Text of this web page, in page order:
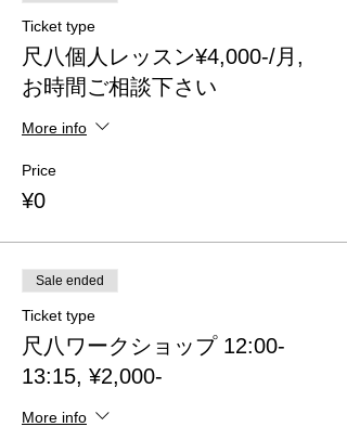
Ticket type
尺八個人レッスン¥4,000-/月,
お時間ご相談下さい
More info
Price
¥0
Sale ended
Ticket type
尺八ワークショップ 12:00-
13:15, ¥2,000-
More info